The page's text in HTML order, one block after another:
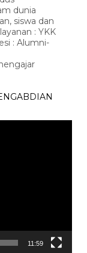
dunia
siswa dan
: YKK
: Alumni-
11:59